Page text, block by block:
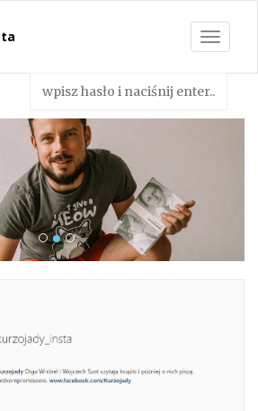
Toggle